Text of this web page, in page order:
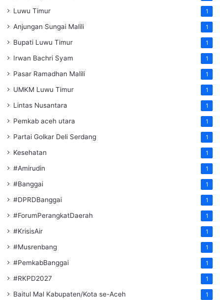
Luwu Timur 1
Anjungan Sungai Malili 1
Bupati Luwu Timur 1
Irwan Bachri Syam 1
Pasar Ramadhan Malili 1
UMKM Luwu Timur 1
Lintas Nusantara 1
Pemkab aceh utara 1
Partai Golkar Deli Serdang 1
Kesehatan 1
#Amirudin 1
#Banggai 1
#DPRDBanggai 1
#ForumPerangkatDaerah 1
#KrisisAir 1
#Musrenbang 1
#PemkabBanggai 1
#RKPD2027 1
Baitul Mal Kabupaten/Kota se-Aceh 1